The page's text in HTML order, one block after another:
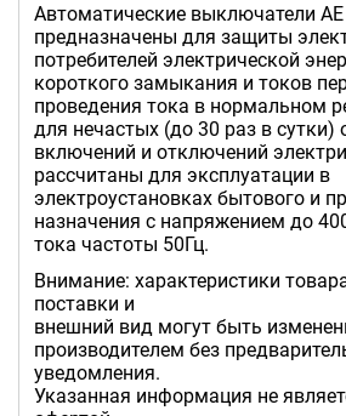
Автоматические выключатели
предназначены для защиты
потребителей электрической
короткого замыкания и токов
проведения тока в нормальном
для нечастых (до 30 раз в сутки)
включений и отключений
рассчитаны для эксплуатации в
электроустановках бытового и
назначения с напряжением до
тока частоты 50Гц.
Внимание: характеристики
поставки и
внешний вид могут быть
производителем без
уведомления.
Указанная информация не